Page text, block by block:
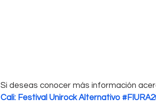
Si deseas conocer más información
Cali: Festival Unirock Alternativo